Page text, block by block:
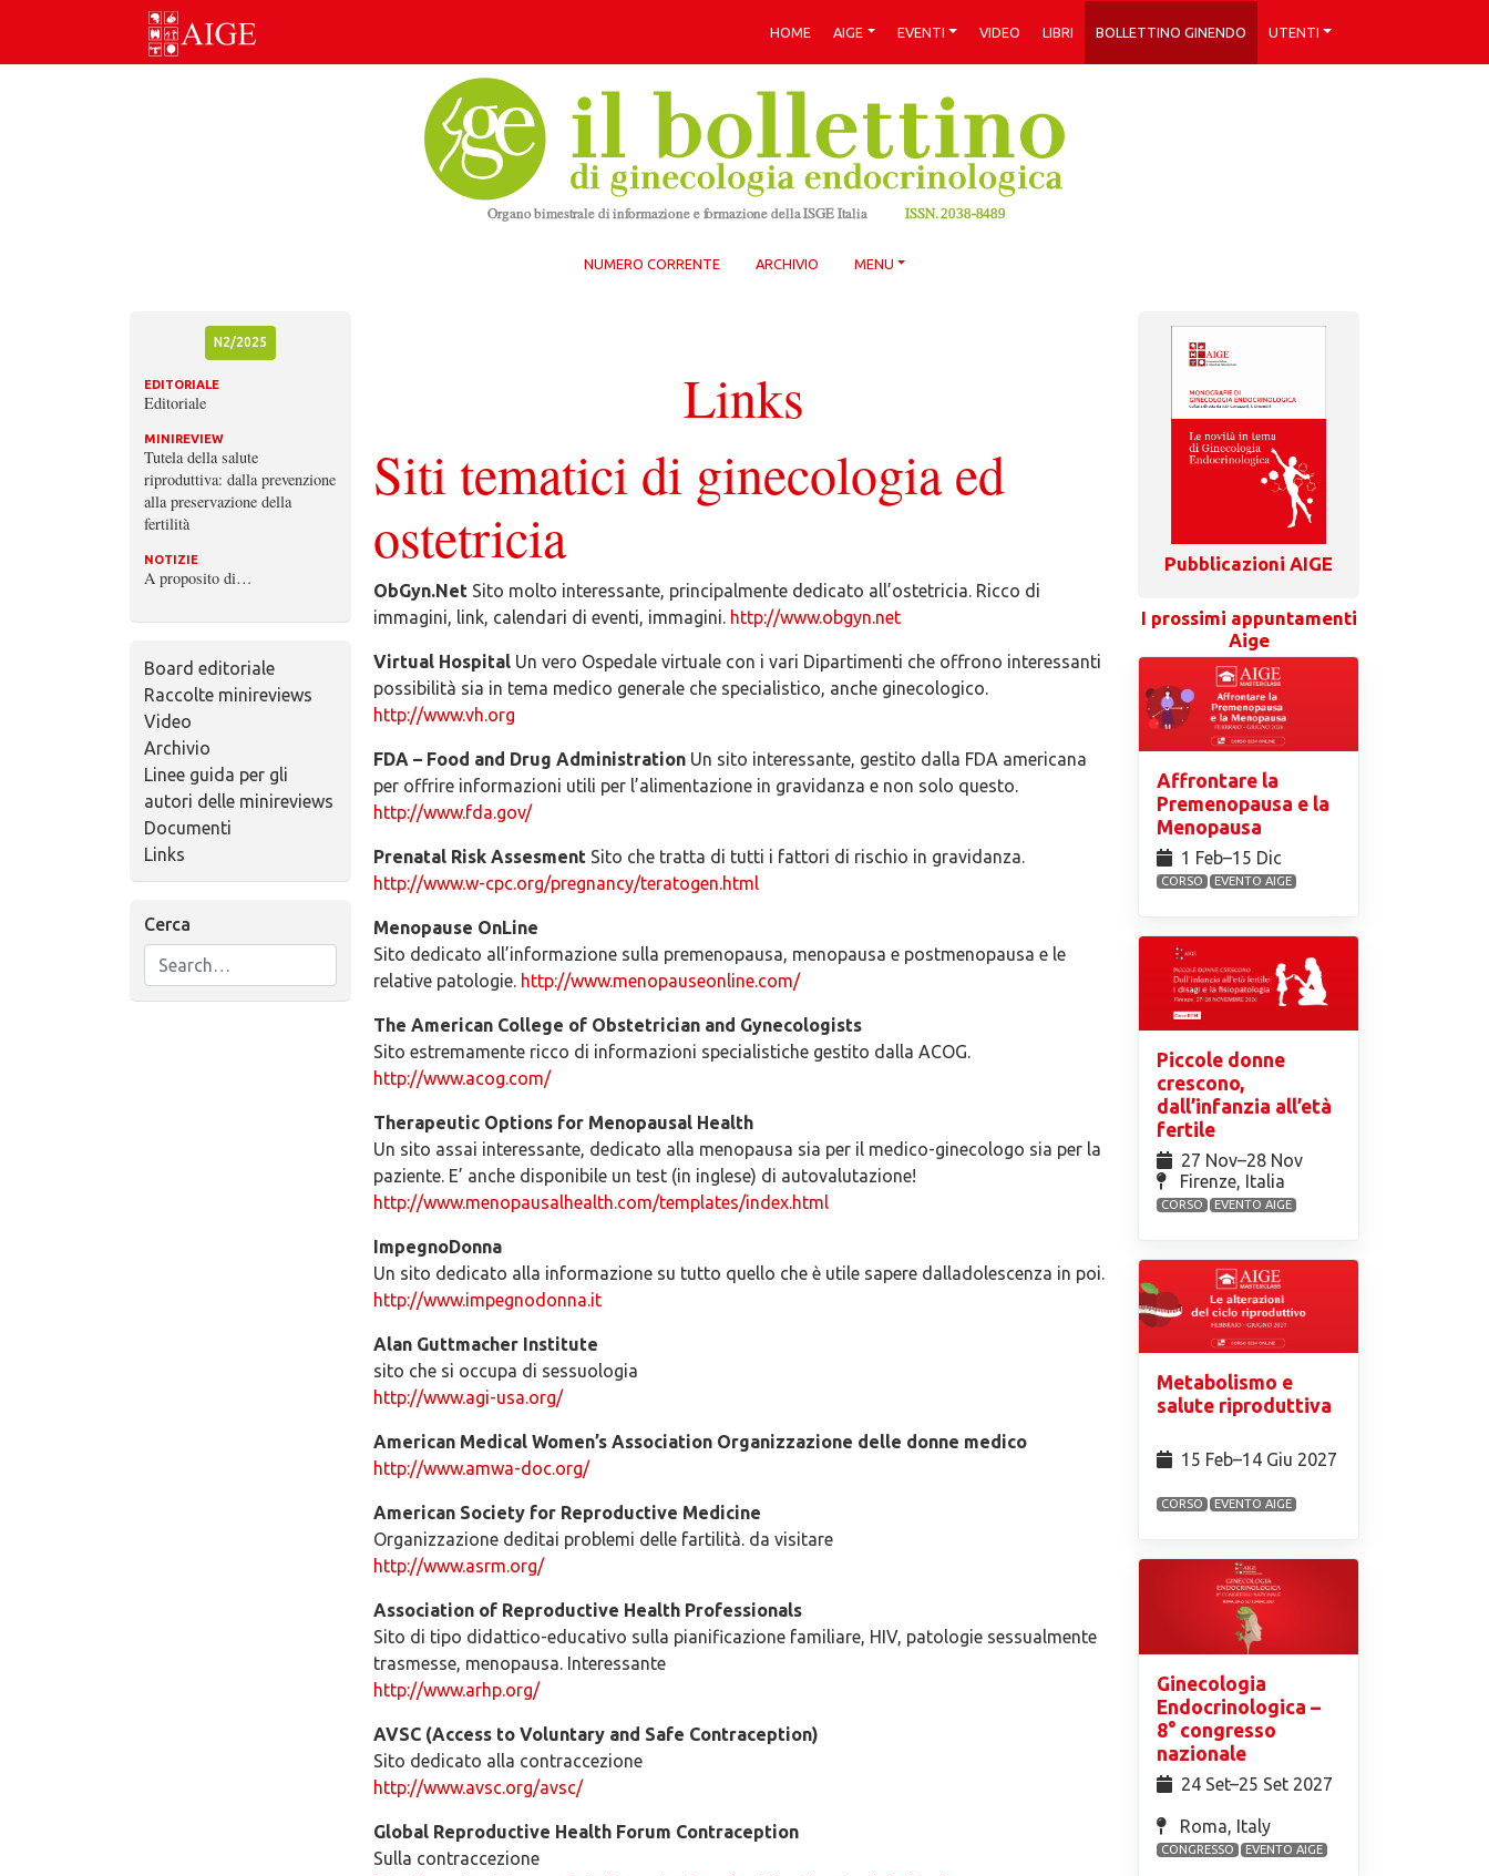
Skip
HOME AIGE EVENTI VIDEO LIBRI BOLLETTINO GINENDO UTENTI
NUMERO CORRENTE ARCHIVIO MENU
N2/2025
EDITORIALE
Editoriale
MINIREVIEW
Tutela della salute
riproduttiva: dalla prevenzione
alla preservazione della
fertilità
NOTIZIE
A proposito di…
Board editoriale
Raccolte minireviews
Video
Archivio
Linee guida per gli
autori delle minireviews
Documenti
Links
Cerca
Links
Siti tematici di ginecologia ed
ostetricia
ObGyn.NetSito molto interessante, principalmente dedicato all’ostetricia. Ricco di
immagini, link, calendari di eventi, immagini. http://www.obgyn.net
Virtual HospitalUn vero Ospedale virtuale con i vari Dipartimenti che offrono interessanti
possibilità sia in tema medico generale che specialistico, anche ginecologico.
http://www.vh.org
FDA – Food and Drug AdministrationUn sito interessante, gestito dalla FDA americana
per offrire informazioni utili per l’alimentazione in gravidanza e non solo questo.
http://www.fda.gov/
Prenatal Risk AssesmentSito che tratta di tutti i fattori di rischio in gravidanza.
http://www.w-cpc.org/pregnancy/teratogen.html
Menopause OnLine
Sito dedicato all’informazione sulla premenopausa, menopausa e postmenopausa e le
relative patologie.http://www.menopauseonline.com/
The American College of Obstetrician and Gynecologists
Sito estremamente ricco di informazioni specialistiche gestito dalla ACOG.
http://www.acog.com/
Therapeutic Options for Menopausal Health
Un sito assai interessante, dedicato alla menopausa sia per il medico-ginecologo sia per la
paziente. E’ anche disponibile un test (in inglese) di autovalutazione!
http://www.menopausalhealth.com/templates/index.html
ImpegnoDonna
Un sito dedicato alla informazione su tutto quello che è utile sapere dalladolescenza in poi.
http://www.impegnodonna.it
Alan Guttmacher Institute
sito che si occupa di sessuologia
http://www.agi-usa.org/
American Medical Women’s Association Organizzazione delle donne medico
http://www.amwa-doc.org/
American Society for Reproductive Medicine
Organizzazione deditai problemi delle fartilità. da visitare
http://www.asrm.org/
Association of Reproductive Health Professionals
Sito di tipo didattico-educativo sulla pianificazione familiare, HIV, patologie sessualmente
trasmesse, menopausa. Interessante
http://www.arhp.org/
AVSC (Access to Voluntary and Safe Contraception)
Sito dedicato alla contraccezione
http://www.avsc.org/avsc/
Global Reproductive Health Forum Contraception
Sulla contraccezione
Pubblicazioni AIGE
I prossimi appuntamenti
Aige
Affrontare la
Premenopausa e la
Menopausa
1 Feb⁠–15 Dic
CORSO EVENTO AIGE
Piccole donne
crescono,
dall’infanzia all’età
fertile
27 Nov⁠–28 Nov
Firenze, Italia
CORSO EVENTO AIGE
Metabolismo e
salute riproduttiva
15 Feb⁠–14 Giu 2027
CORSO EVENTO AIGE
Ginecologia
Endocrinologica –
8° congresso
nazionale
24 Set⁠–25 Set 2027
Roma, Italy
CONGRESSO EVENTO AIGE